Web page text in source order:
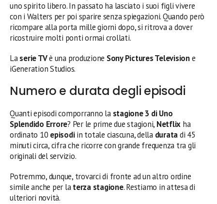
uno spirito libero. In passato ha lasciato i suoi figli vivere
con i Walters per poi sparire senza spiegazioni. Quando però
ricompare alla porta mille giorni dopo, si ritrova a dover
ricostruire molti ponti ormai crollati.
Laserie TVè una produzione Sony Pictures Televisione
iGeneration Studios.
Numero e durata degli episodi
Quanti episodi comporranno la stagione 3 di Uno
Splendido Errore? Per le prime due stagioni, Netflix ha
ordinato 10 episodiin totale ciascuna, della duratadi 45
minuti circa, cifra che ricorre con grande frequenza tra gli
originali del servizio.
Potremmo, dunque, trovarci di fronte ad un altro ordine
simile anche per laterza stagione. Restiamo in attesa di
ulteriori novità.